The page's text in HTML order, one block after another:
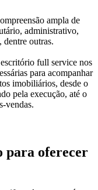
ampla de
administrativo,
dentre outras.
full service nos
para acompanhar
imobiliários, desde o
pela execução, até o
vendas.
para oferecer